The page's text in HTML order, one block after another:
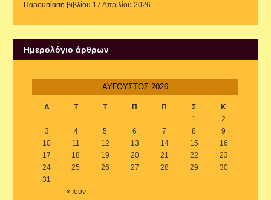
Παρουσίαση βιβλίου 17 Απριλίου 2026
Ημερολόγιο άρθρων
ΑΎΓΟΥΣΤΟΣ 2026
Δ Τ Τ Π Π Σ Κ
« Ιούν
1
2
3
4 5 6 7 8
9
10
11 12 13 14 15
16
17
18 19 20 21 22
23
24
25 26 27 28 29
30
31